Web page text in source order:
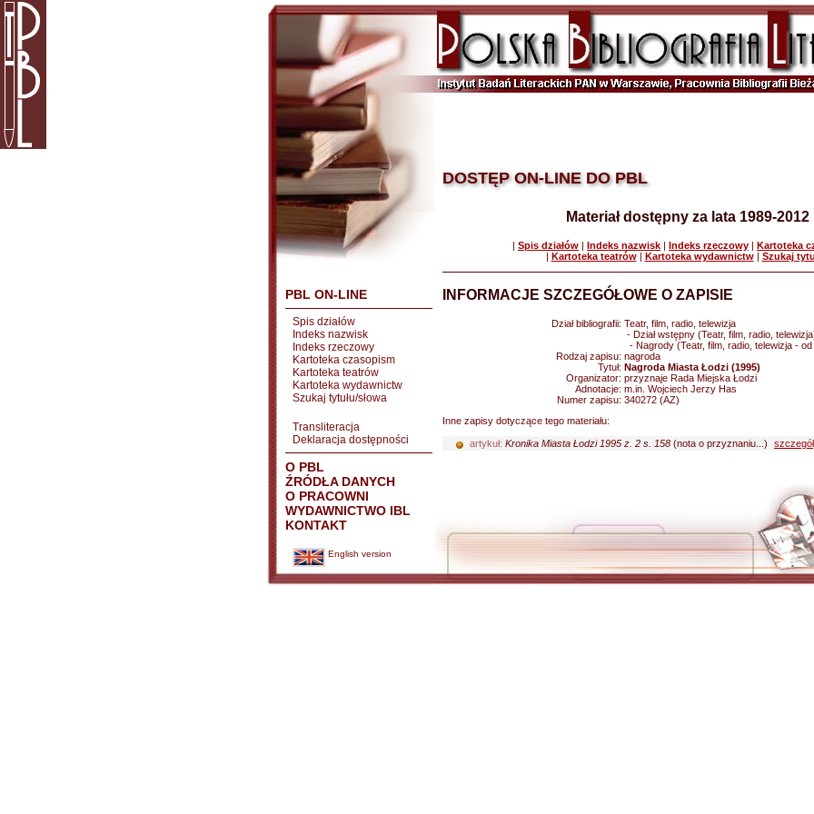
PBL ON-LINE
Spis działów
Indeks nazwisk
Indeks rzeczowy
Kartoteka czasopism
Kartoteka teatrów
Kartoteka wydawnictw
Szukaj tytułu/słowa
Transliteracja
Deklaracja dostępności
O PBL
ŹRÓDŁA DANYCH
O PRACOWNI
WYDAWNICTWO IBL
KONTAKT
English version
DOSTĘP ON-LINE DO PBL
Materiał dostępny za lata 1989-2012
| Spis działów | Indeks nazwisk | Indeks rzeczowy | Kartoteka
| Kartoteka teatrów| Kartoteka wydawnictw| Szukaj
INFORMACJE SZCZEGÓŁOWE O ZAPISIE
Dział bibliografii: Teatr, film, radio, telewizja
- Dział wstępny (Teatr, film, radio,
- Nagrody (Teatr, film, radio, telewizja -
Rodzaj zapisu: nagroda
Tytuł: Nagroda Miasta Łodzi (1995)
Organizator: przyznaje Rada Miejska Łodzi
Adnotacje: m.in. Wojciech Jerzy Has
Numer zapisu: 340272 (AZ)
Inne zapisy dotyczące tego materiału:
artykuł: Kronika Miasta Łodzi 1995 z. 2 s. 158 (nota o przyznaniu...)